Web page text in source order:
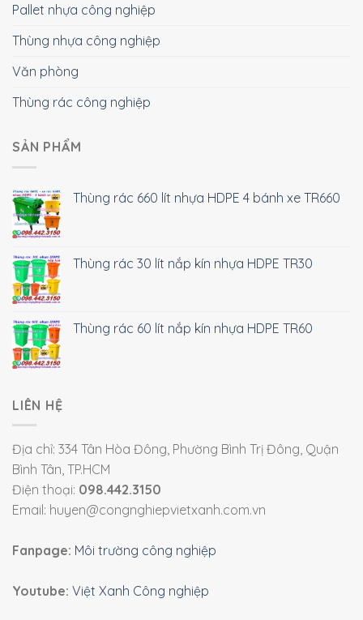
Pallet nhựa công nghiệp
Thùng nhựa công nghiệp
Văn phòng
Thùng rác công nghiệp
SẢN PHẨM
Thùng rác 660 lít nhựa HDPE 4 bánh xe TR660
Thùng rác 30 lít nắp kín nhựa HDPE TR30
Thùng rác 60 lít nắp kín nhựa HDPE TR60
LIÊN HỆ
Địa chỉ: 334 Tân Hòa Đông, Phường Bình Trị Đông, Quận
Bình Tân, TP.HCM
Điện thoại: 098.442.3150
Email: huyen@congnghiepvietxanh.com.vn
Fanpage: Môi trường công nghiệp
Youtube: Việt Xanh Công nghiệp